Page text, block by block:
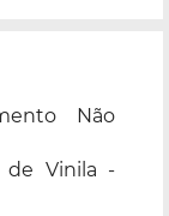
Não
de Vinila -